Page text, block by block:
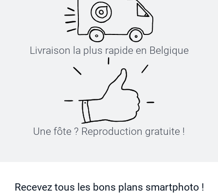
Livraison la plus rapide en Belgique
Une fôte ? Reproduction gratuite !
Recevez tous les bons plans smartphoto !